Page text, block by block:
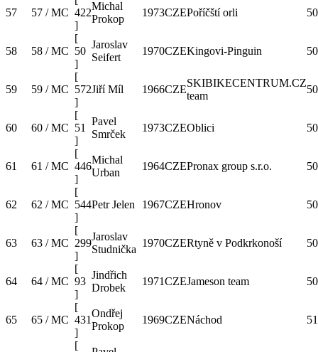
57 57 / MC 422
]
Michal
Prokop
1973CZEPoříčští orli
58 58 / MC
[
50
]
Jaroslav
Seifert
1970CZEKingovi-Pinguin
59 59 / MC
[
572
]
Jiří Míl 1966CZE
SKIBIKECENTRUM.CZ
team
60 60 / MC
[
51
]
Pavel
Smrček
1973CZEOblici
61 61 / MC
[
446
]
Michal
Urban
1964CZEPronax group s.r.o.
62 62 / MC
[
544
]
Petr Jelen 1967CZEHronov
63 63 / MC
[
299
]
Jaroslav
Studnička
1970CZERtyně v Podkrkonoší
64 64 / MC
[
93
]
Jindřich
Drobek
1971CZEJameson team
65 65 / MC
[
431
]
Ondřej
Prokop
1969CZENáchod
[